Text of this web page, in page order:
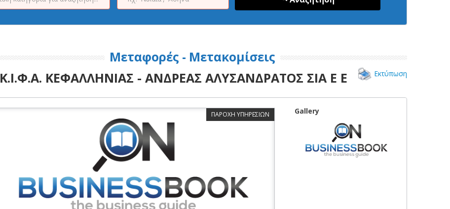
Μεταφορές - Μετακομίσεις
Κ.Ι.Φ.Α. ΚΕΦΑΛΛΗΝΙΑΣ - ΑΝΔΡΕΑΣ ΑΛΥΣΑΝΔΡΑΤΟΣ ΣΙΑ Ε Ε Εκτύπωση
ΠΑΡΟΧΗ ΥΠΗΡΕΣΙΩΝ Gallery